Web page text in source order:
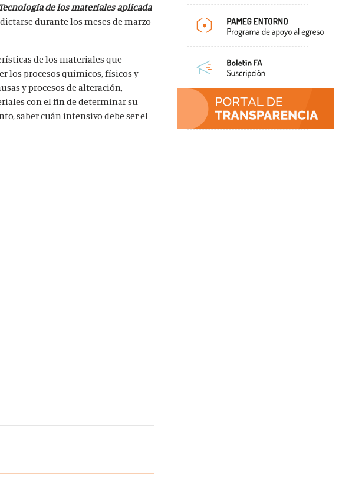
de los materiales aplicada
dictarse durante los meses de marzo
de los materiales que
los procesos químicos, físicos y
y procesos de alteración,
con el fin de determinar su
saber cuán intensivo debe ser el